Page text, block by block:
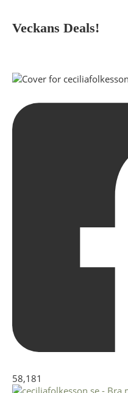
Veckans Deals!
58,181